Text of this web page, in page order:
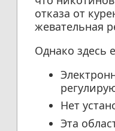
отказа от
жевательная
Однако здесь
Нет
Эта